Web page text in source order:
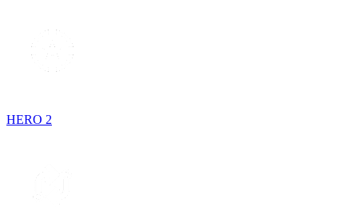
HERO 2